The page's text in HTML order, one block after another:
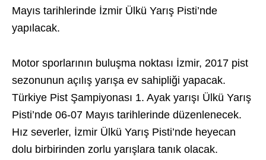
Mayıs tarihlerinde İzmir Ülkü Yarış Pisti’nde
yapılacak.
Motor sporlarının buluşma noktası İzmir, 2017 pist
sezonunun açılış yarışa ev sahipliği yapacak.
Türkiye Pist Şampiyonası 1. Ayak yarışı Ülkü Yarış
Pisti’nde 06-07 Mayıs tarihlerinde düzenlenecek.
Hız severler, İzmir Ülkü Yarış Pisti’nde heyecan
dolu birbirinden zorlu yarışlara tanık olacak.